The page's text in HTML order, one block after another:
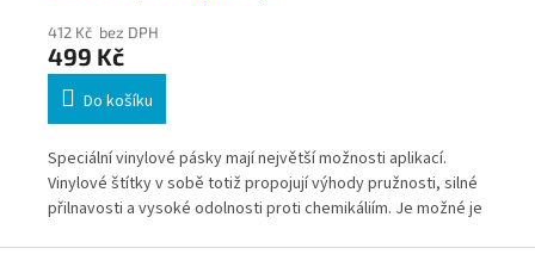
412 Kč bez DPH
499 Kč
Do košíku
Speciální vinylové pásky mají největší možnosti aplikací.
Vinylové štítky v sobě totiž propojují výhody pružnosti, silné
přilnavosti a vysoké odolnosti proti chemikáliím. Je možné je